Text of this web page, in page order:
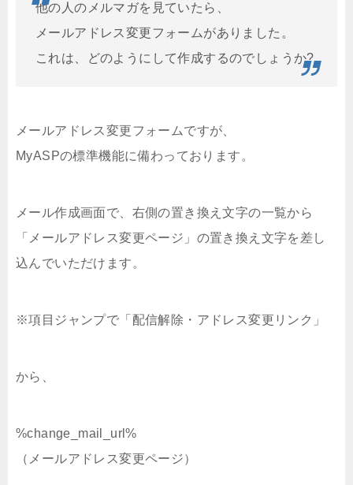
他の人のメルマガを見ていたら、
メールアドレス変更フォームがありました。
これは、どのようにして作成するのでしょうか?
メールアドレス変更フォームですが、
MyASPの標準機能に備わっております。
メール作成画面で、右側の置き換え文字の一覧から
「メールアドレス変更ページ」の置き換え文字を差し
込んでいただけます。
※項目ジャンプで「配信解除・アドレス変更リンク」
から、
%change_mail_url%
（メールアドレス変更ページ）